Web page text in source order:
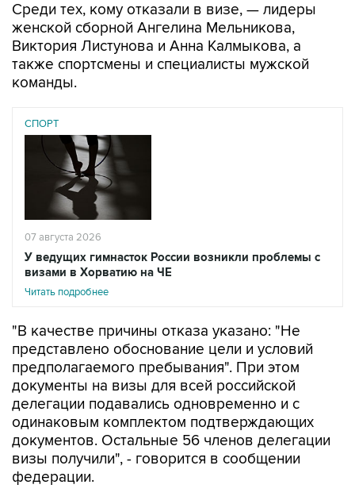
Среди тех, кому отказали в визе, — лидеры
женской сборной Ангелина Мельникова,
Виктория Листунова и Анна Калмыкова, а
также спортсмены и специалисты мужской
команды.
СПОРТ
07 августа 2026
У ведущих гимнасток России возникли проблемы с
визами в Хорватию на ЧЕ
Читать подробнее
"В качестве причины отказа указано: "Не
представлено обоснование цели и условий
предполагаемого пребывания". При этом
документы на визы для всей российской
делегации подавались одновременно и с
одинаковым комплектом подтверждающих
документов. Остальные 56 членов делегации
визы получили", - говорится в сообщении
федерации.